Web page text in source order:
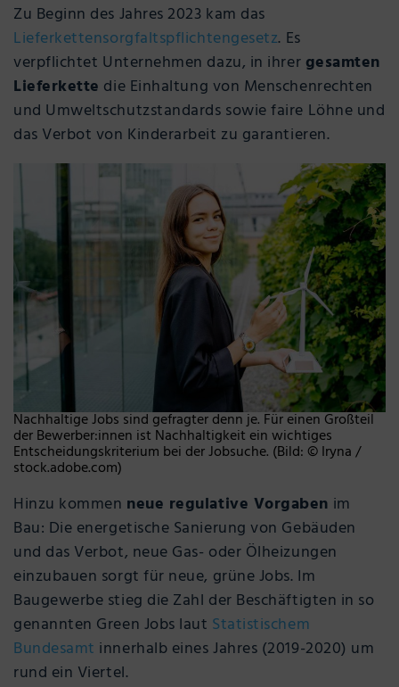
Zu Beginn des Jahres 2023 kam das
Lieferkettensorgfaltspflichtengesetz. Es
verpflichtet Unternehmen dazu, in ihrer gesamten
Lieferkette die Einhaltung von Menschenrechten
und Umweltschutzstandards sowie faire Löhne und
das Verbot von Kinderarbeit zu garantieren.
Nachhaltige Jobs sind gefragter denn je. Für einen Großteil
der Bewerber:innen ist Nachhaltigkeit ein wichtiges
Entscheidungskriterium bei der Jobsuche. (Bild: © Iryna /
stock.adobe.com)
Hinzu kommen neue regulative Vorgaben im
Bau: Die energetische Sanierung von Gebäuden
und das Verbot, neue Gas- oder Ölheizungen
einzubauen sorgt für neue, grüne Jobs. Im
Baugewerbe stieg die Zahl der Beschäftigten in so
genannten Green Jobs laut Statistischem
Bundesamt innerhalb eines Jahres (2019-2020) um
rund ein Viertel.